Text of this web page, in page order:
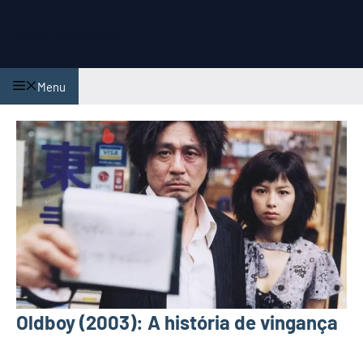
conteúdo
Menu
Oldboy (2003): A história de vingança